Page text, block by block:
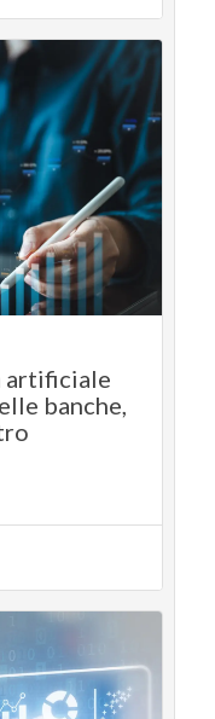
artificiale
banche,